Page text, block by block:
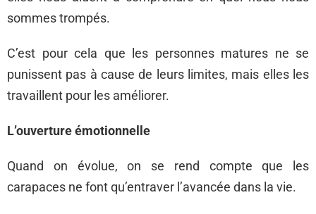
sommes trompés.
C’est pour cela que les personnes matures ne se
punissent pas à cause de leurs limites, mais elles les
travaillent pour les améliorer.
L’ouverture émotionnelle
Quand on évolue, on se rend compte que les
carapaces ne font qu’entraver l’avancée dans la vie.